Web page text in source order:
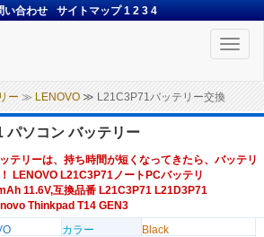
い合わせ サイトマップ 1 2 3 4
Toggle
ー ≫ LENOVO ≫ L21C3P71バッテリー交換
パソコン バッテリー
テリーは、持ち時間が短くなってきたら、バッテリ
LENOVO L21C3P71ノートPCバッテリ
11.6V,互換品番 L21C3P71 L21D3P71
Thinkpad T14 GEN3
カラー
Black